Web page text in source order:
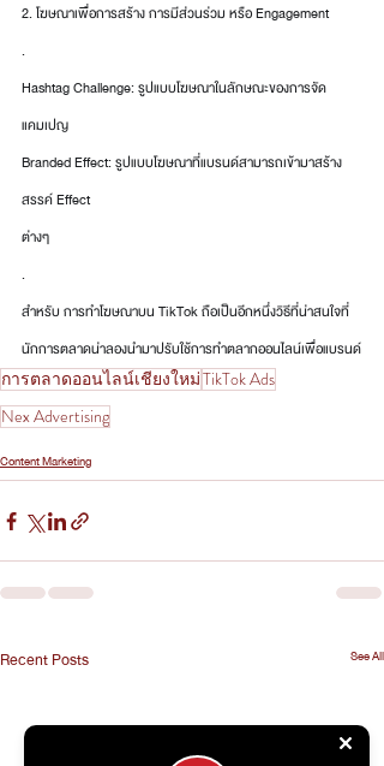
2. โฆษณาเพื่อการสร้าง การมีส่วนร่วม หรือ Engagement
.
Hashtag Challenge: รูปแบบโฆษณาในลักษณะของการจัด
แคมเปญ
Branded Effect: รูปแบบโฆษณาที่แบรนด์สามารถเข้ามาสร้าง
สรรค์ Effect
ต่างๆ
.
สำหรับ การทำโฆษณาบน TikTok ถือเป็นอีกหนึ่งวิธีที่น่าสนใจที่
นักการตลาดน่าลองนำมาปรับใช้การทำตลากออนไลน์เพื่อแบรนด์
การตลาดออนไลน์เชียงใหม่TikTok Ads
Nex Advertising
Content Marketing
Recent Posts See All